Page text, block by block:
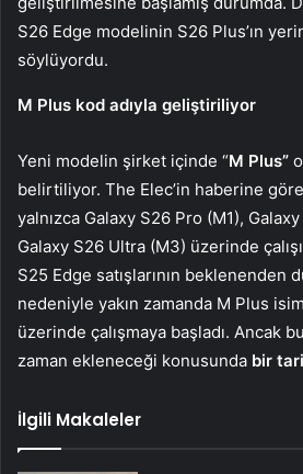
S26 Edge modelinin S26 Plus’ın
söylüyordu.
M Plus kod adıyla geliştiriliyor
Yeni modelin şirket içinde “M Plus”
belirtiliyor. The Elec’in haberine
yalnızca Galaxy S26 Pro (M1),
Galaxy S26 Ultra (M3) üzerinde
S25 Edge satışlarının beklenenden
nedeniyle yakın zamanda M Plus
üzerinde çalışmaya başladı. Ancak
zaman ekleneceği konusunda bir
İlgili Makaleler